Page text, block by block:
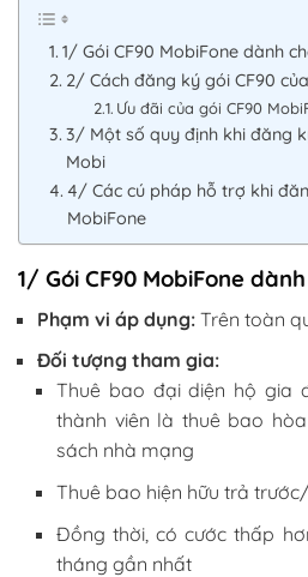
1/ Gói CF90 MobiFone dành
2/ Cách đăng ký gói CF90
Ưu đãi của gói CF90
3/ Một số quy định khi đăng
Mobi
4/ Các cú pháp hỗ trợ khi
MobiFone
1/ Gói CF90 MobiFone
Phạm vi áp dụng: Trên toàn
Đối tượng tham gia:
Thuê bao đại diện hộ gia
thành viên là thuê bao
sách nhà mạng
Thuê bao hiện hữu trả
Đồng thời, có cước thấp
tháng gần nhất